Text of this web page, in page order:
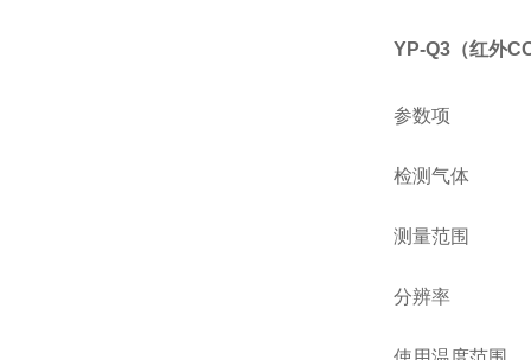
YP-Q3（红外
参数项
检测气体
测量范围
分辨率